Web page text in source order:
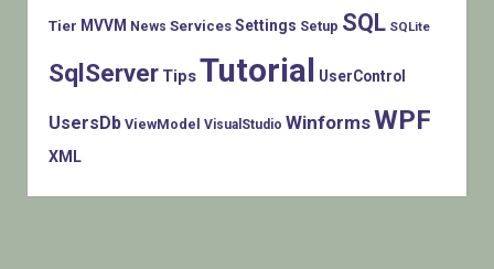
Tier MVVM News Services Settings Setup SQL SQLite
SqlServer TipsTutorial UserControl
UsersDb ViewModel VisualStudio WinformsWPF
XML